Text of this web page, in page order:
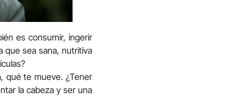
es consumir, ingerir
que sea sana, nutritiva
qué te mueve. ¿Tener
la cabeza y ser una